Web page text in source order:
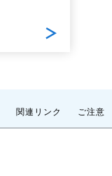
関連リンク ご注意